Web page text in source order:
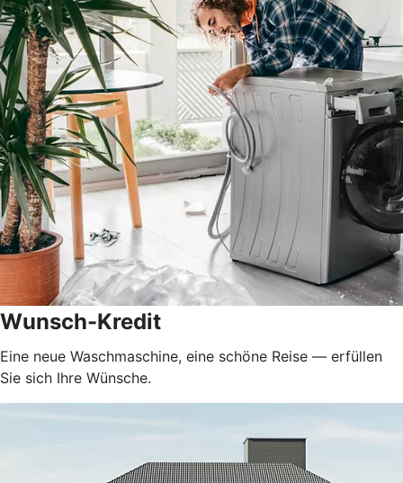
Wunsch-Kredit
Eine neue Waschmaschine, eine schöne Reise — erfüllen
Sie sich Ihre Wünsche.